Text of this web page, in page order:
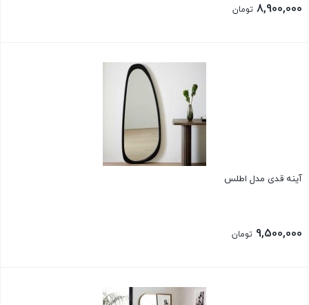
8,900,000 تومان
آینه قدی مدل اطلس
9,500,000 تومان